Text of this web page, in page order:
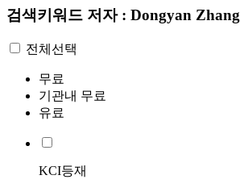
검색키워드 저자 : Dongyan Zhang
전체선택
무료
기관내 무료
유료
KCI등재